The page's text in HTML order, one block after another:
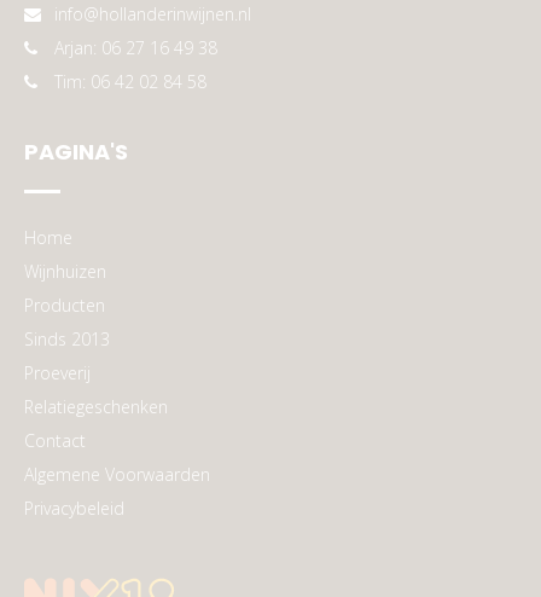
info@hollanderinwijnen.nl
Arjan: 06 27 16 49 38
Tim: 06 42 02 84 58
PAGINA'S
Home
Wijnhuizen
Producten
Sinds 2013
Proeverij
Relatiegeschenken
Contact
Algemene Voorwaarden
Privacybeleid